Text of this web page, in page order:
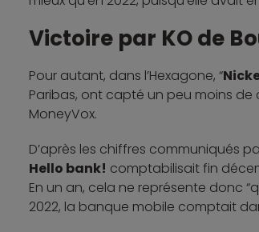
Victoire par KO de
Pour autant, dans l’Hexagone, “
Paribas, ont capté un peu moins de
MoneyVox.
D’après les chiffres communiqués
Hello bank! comptabilisait fin
En un an, cela ne représente donc
2022, la banque mobile comptait